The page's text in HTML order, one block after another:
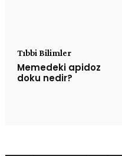
Tıbbi Bilimler
Memedeki apidoz
doku nedir?